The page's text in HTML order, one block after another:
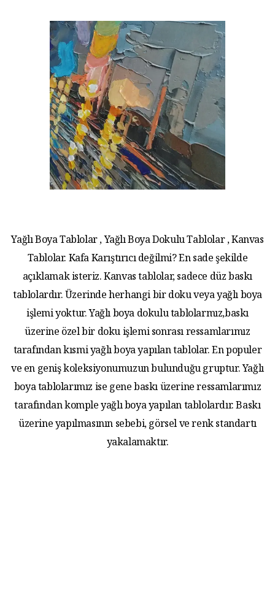
Yağlı Boya Tablolar , Yağlı Boya Dokulu Tablolar , Kanvas
Tablolar. Kafa Karıştırıcı değilmi? En sade şekilde
açıklamak isteriz. Kanvas tablolar, sadece düz baskı
tablolardır. Üzerinde herhangi bir doku veya yağlı boya
işlemi yoktur. Yağlı boya dokulu tablolarmız,baskı
üzerine özel bir doku işlemi sonrası ressamlarımız
tarafından kısmi yağlı boya yapılan tablolar. En populer
ve en geniş koleksiyonumuzun bulunduğu gruptur. Yağlı
boya tablolarımız ise gene baskı üzerine ressamlarımız
tarafından komple yağlı boya yapılan tablolardır. Baskı
üzerine yapılmasının sebebi, görsel ve renk standartı
yakalamaktır.